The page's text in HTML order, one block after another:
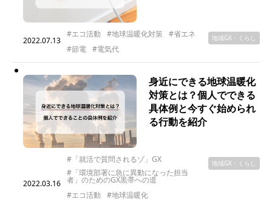
2022.07.13
#エコ活動 #地球温暖化対策
#省エネ
#節電
#電気代
地域GX・くらし
身近にできる地球温暖化
対策とは？個人でできる
具体例と今すぐ始められ
る行動を紹介
2022.03.16
#「就活で質問されるゾ」GX
#「環境部署に急に異動になった担当
者」のためのGX黒帯への道
#エコ活動
#地球温暖化
地域GX・くらし